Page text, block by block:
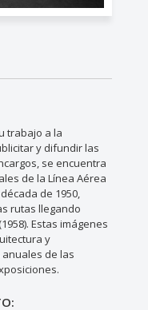
trabajo a la
y difundir las
se encuentra
de la Línea Aérea
de 1950,
rutas llegando
Estas imágenes
y
de las